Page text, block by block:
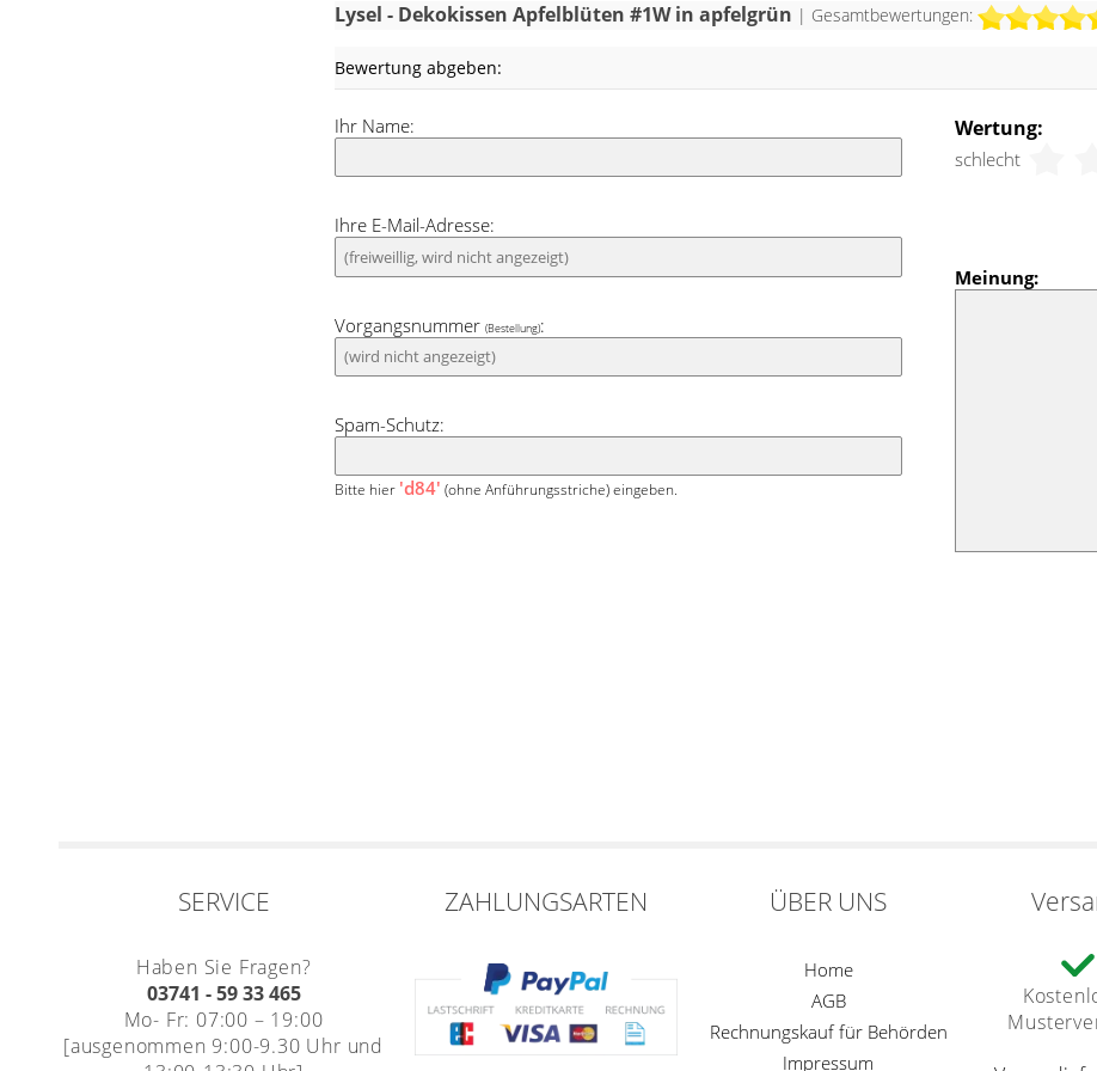
Frühlingseffekt. Aber auch als besonderer Hingucker zu
dieser Kissenbezug Verwendung finden.
Lysel - Dekokissen Apfelblüten #1W in apfelgrün | Gesamtbewertungen:
Bewertung abgeben:
Wertung:
schlecht
Meinung:
Ihr Name:
Ihre E-Mail-Adresse:
Vorgangsnummer(Bestellung):
Spam-Schutz:
Bitte hier 'd84' (ohne Anführungsstriche) eingeben.
SERVICE
Haben Sie Fragen?
03741 - 59 33 465
Mo- Fr: 07:00 – 19:00
[ausgenommen 9:00-9.30 Uhr und
ZAHLUNGSARTEN ÜBER UNS
Home
AGB
Rechnungskauf für Behörden
Impressum